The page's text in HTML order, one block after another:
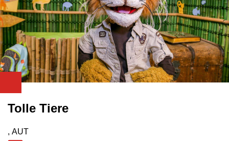
Tolle Tiere
Produktionsland: AUT
, AUT